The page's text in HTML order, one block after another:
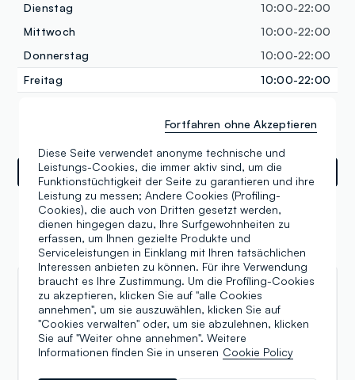
Dienstag
10:00-22:00
Mittwoch
10:00-22:00
Donnerstag
10:00-22:00
Freitag
10:00-22:00
10:00-22:00
Wegbeschreibungen
Bewertungen
Ahmad
23.06.2025
Good clothing store located on first floor in Rossia
mall.
Diese Seite verwendet anonyme technische und
Leistungs-Cookies, die immer aktiv sind, um die
Funktionstüchtigkeit der Seite zu garantieren und ihre
Leistung zu messen; Andere Cookies (Profiling-
Cookies), die auch von Dritten gesetzt werden,
dienen hingegen dazu, Ihre Surfgewohnheiten zu
erfassen, um Ihnen gezielte Produkte und
Serviceleistungen in Einklang mit Ihren tatsächlichen
Interessen anbieten zu können. Für ihre Verwendung
braucht es Ihre Zustimmung. Um die Profiling-Cookies
zu akzeptieren, klicken Sie auf "alle Cookies
annehmen", um sie auszuwählen, klicken Sie auf
"Cookies verwalten" oder, um sie abzulehnen, klicken
Sie auf "Weiter ohne annehmen". Weitere
Informationen finden Sie in unseren Cookie Policy
Fortfahren ohne Akzeptieren